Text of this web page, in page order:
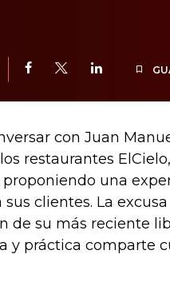
con Juan
restaurantes
una
clientes. La
de su más reciente
y práctica comparte